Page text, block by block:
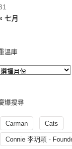
七月
溫庫
爆搜尋
Carman Cats
Connie 李玥穎 -